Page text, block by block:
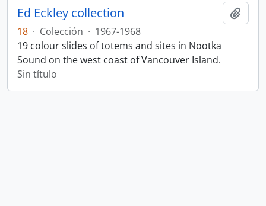
Ed Eckley collection
18 · Colección · 1967-1968
19 colour slides of totems and sites in Nootka
Sound on the west coast of Vancouver Island.
Sin título